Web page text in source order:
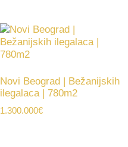
Novi Beograd | Bežanijskih
ilegalaca | 780m2
1.300.000€